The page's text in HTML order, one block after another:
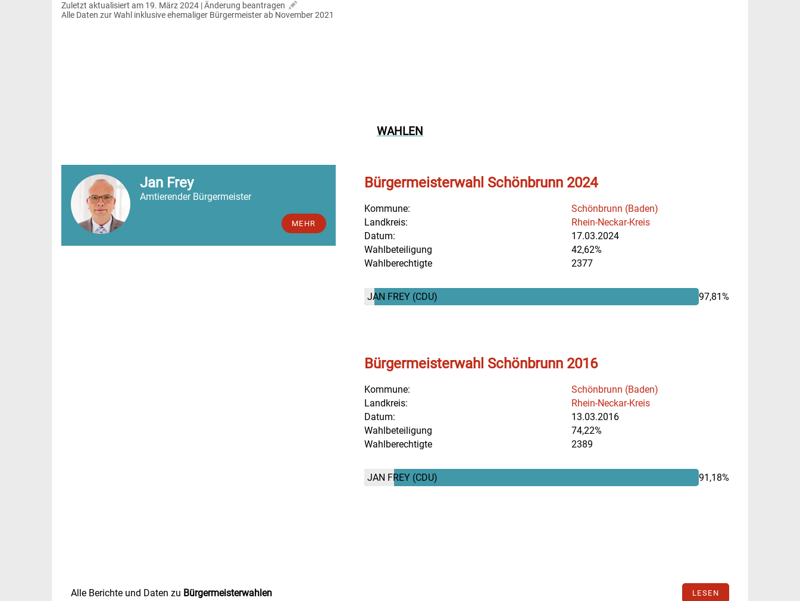
Zuletzt aktualisiert am 19. März 2024 | Änderung beantragen
Alle Daten zur Wahl inklusive ehemaliger Bürgermeister ab November 2021
WAHLEN
Jan Frey
Amtierender Bürgermeister
MEHR
Bürgermeisterwahl Schönbrunn 2024
Kommune:
Schönbrunn (Baden)
Landkreis:
Rhein-Neckar-Kreis
Datum:
17.03.2024
Wahlbeteiligung
42,62%
Wahlberechtigte
2377
JAN FREY (CDU) 97,81%
Bürgermeisterwahl Schönbrunn 2016
Kommune:
Schönbrunn (Baden)
Landkreis:
Rhein-Neckar-Kreis
Datum:
13.03.2016
Wahlbeteiligung
74,22%
Wahlberechtigte
2389
JAN FREY (CDU) 91,18%
Alle Berichte und Daten zu Bürgermeisterwahlen LESEN